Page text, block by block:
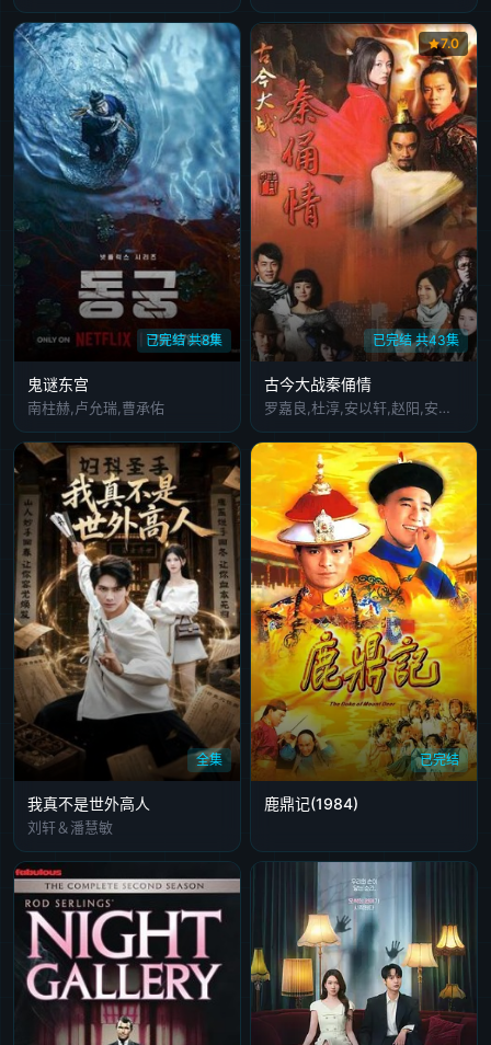
已完结 共8集
鬼谜东宫
南柱赫,卢允瑞,曹承佑
已完结 共43集
7.0
古今大战秦俑情
罗嘉良,杜淳,安以轩,赵阳,安钧璨
全集
我真不是世外高人
刘轩＆潘慧敏
已完结
鹿鼎记(1984)